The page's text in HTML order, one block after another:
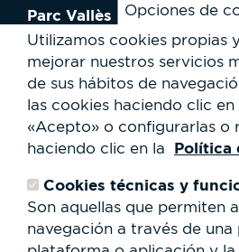
Opciones de
Utilizamos cookies propias
mejorar nuestros servicios
de sus hábitos de
las cookies haciendo clic
«Acepto» o configurarlas o
haciendo clic en la
Política
Cookies técnicas y
Son aquellas que permiten
navegación a través de una
Parc Vallès
¿Cómo llegar?
Mapa
Actividades
Servicios al usuario
Club Staff
¿Quiénes somos?
Trabaja con nosotros
Cesión de espacios
RSC